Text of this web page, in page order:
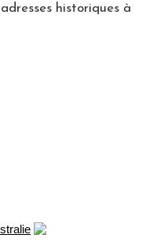
historiques à